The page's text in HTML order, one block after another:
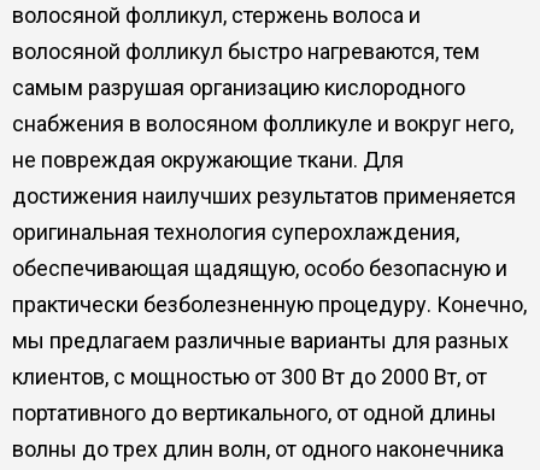
волосяной фолликул, стержень волоса и
волосяной фолликул быстро нагреваются, тем
самым разрушая организацию кислородного
снабжения в волосяном фолликуле и вокруг него,
не повреждая окружающие ткани. Для
достижения наилучших результатов применяется
оригинальная технология суперохлаждения,
обеспечивающая щадящую, особо безопасную и
практически безболезненную процедуру. Конечно,
мы предлагаем различные варианты для разных
клиентов, с мощностью от 300 Вт до 2000 Вт, от
портативного до вертикального, от одной длины
волны до трех длин волн, от одного наконечника